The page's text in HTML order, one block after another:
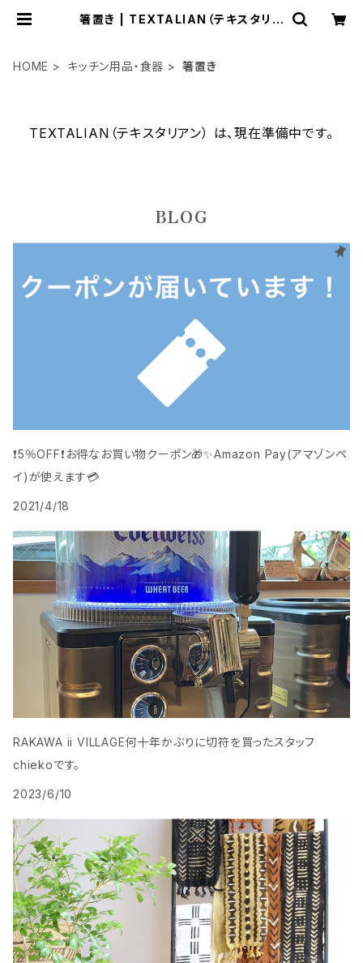
箸置き | TEXTALIAN（テキスタリア
HOME キッチン用品・食器 箸置き
TEXTALIAN（テキスタリアン） は、現在準備中です。
BLOG
❗️5％OFF❗️お得なお買い物クーポン🎁️✨Amazon Pay(アマゾンペ
イ)が使えます💳
2021/4/18
RAKAWA ii VILLAGE何十年かぶりに切符を買ったスタッフ
chiekoです。
2023/6/10